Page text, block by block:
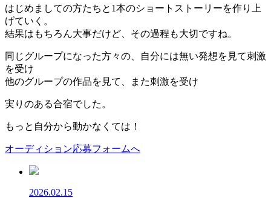
はじめましての方たちと1本のショートストーリーを作り上
げていく。
結果はもちろん大事だけど、その過程も大切ですね。
同じグループになった方々の、自分には無い発想を見て刺激
を受け
他のグループの作品を見て、また刺激を受け
実りのある合宿でした。
もっと自分から動かなくては！
オーディション応募フォームへ
2026.02.15